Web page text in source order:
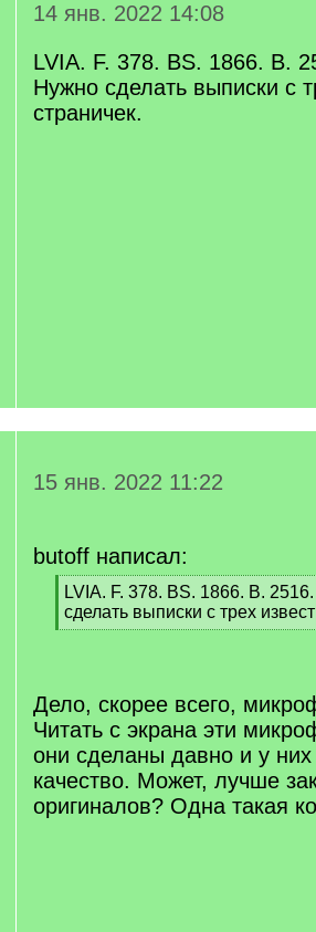
14 янв. 2022 14:08
LVIA. F. 378. BS. 1866. B.
Нужно сделать выписки с
страничек.
15 янв. 2022 11:22
butoff написал:
[
q
]
LVIA. F. 378. BS. 1866. B.
сделать выписки с трех
[
Дело, скорее всего,
Читать с экрана эти
они сделаны давно и у
качество. Может, лучше
оригиналов? Одна такая